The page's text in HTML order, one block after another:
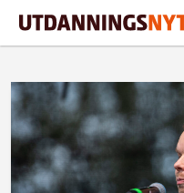
Tag:
sørsamisk